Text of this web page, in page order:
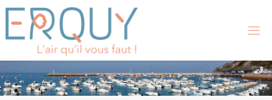
Skip
content
RQ
UY